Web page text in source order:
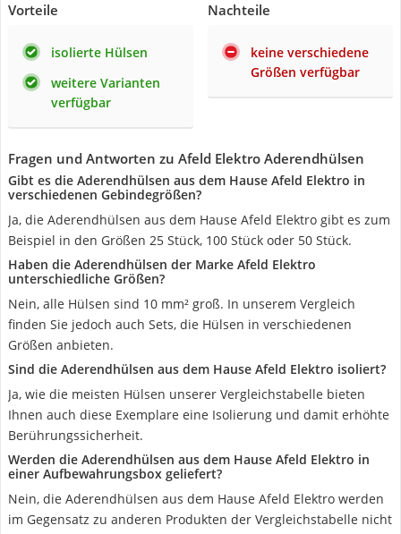
Vorteile
isolierte Hülsen
weitere Varianten
verfügbar
Nachteile
keine verschiedene
Größen verfügbar
Fragen und Antworten zu Afeld Elektro Aderendhülsen
Gibt es die Aderendhülsen aus dem Hause Afeld Elektro in
verschiedenen Gebindegrößen?
Ja, die Aderendhülsen aus dem Hause Afeld Elektro gibt es zum
Beispiel in den Größen 25 Stück, 100 Stück oder 50 Stück.
Haben die Aderendhülsen der Marke Afeld Elektro
unterschiedliche Größen?
Nein, alle Hülsen sind 10 mm² groß. In unserem Vergleich
finden Sie jedoch auch Sets, die Hülsen in verschiedenen
Größen anbieten.
Sind die Aderendhülsen aus dem Hause Afeld Elektro isoliert?
Ja, wie die meisten Hülsen unserer Vergleichstabelle bieten
Ihnen auch diese Exemplare eine Isolierung und damit erhöhte
Berührungssicherheit.
Werden die Aderendhülsen aus dem Hause Afeld Elektro in
einer Aufbewahrungsbox geliefert?
Nein, die Aderendhülsen aus dem Hause Afeld Elektro werden
im Gegensatz zu anderen Produkten der Vergleichstabelle nicht